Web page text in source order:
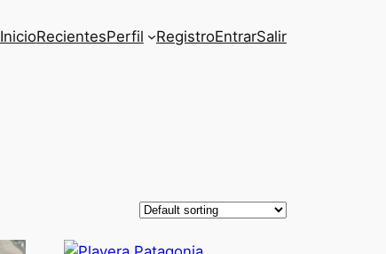
InicioRecientesPerfil RegistroEntrarSalir